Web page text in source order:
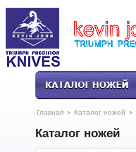
Главная › Каталог ножей ›
Каталог ножей